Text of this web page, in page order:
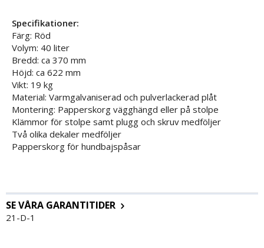
Specifikationer:
Färg: Röd
Volym: 40 liter
Bredd: ca 370 mm
Höjd: ca 622 mm
Vikt: 19 kg
Material: Varmgalvaniserad och pulverlackerad plåt
Montering: Papperskorg vägghängd eller på stolpe
Klämmor för stolpe samt plugg och skruv medföljer
Två olika dekaler medföljer
Papperskorg för hundbajspåsar
SE VÅRA GARANTITIDER
21-D-1